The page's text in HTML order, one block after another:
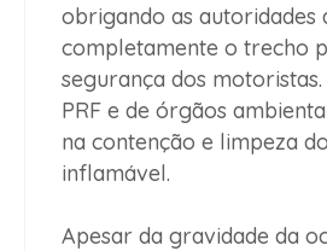
obrigando as autoridades
completamente o trecho
segurança dos motoristas.
PRF e de órgãos
na contenção e limpeza
inflamável.
Apesar da gravidade da